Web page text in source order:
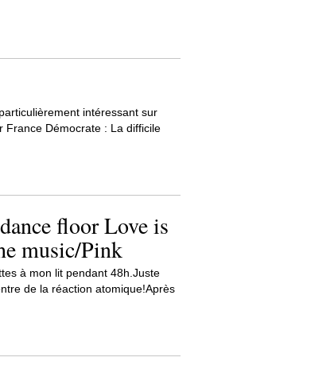
intéressant sur
France Démocrate : La difficile
floor Love is
music/Pink
à mon lit pendant 48h.Juste
de la réaction atomique!Après